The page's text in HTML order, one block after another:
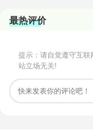
最热评价
提示：请自觉遵守互
站立场无关!